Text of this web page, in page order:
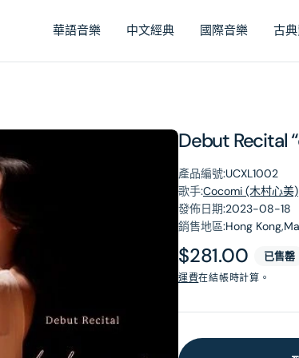
華語音樂 中文經典 國際音樂 古
Debut Recital
產品編號:UCXL1002
歌手:Cocomi (木村心美)
發佈日期:2023-08-18
銷售地區:Hong
原
價
$281.00 已售罄
運費在結帳時計算。